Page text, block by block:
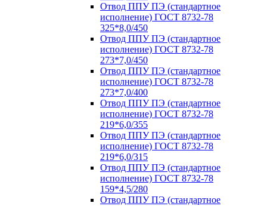
Отвод ППУ ПЭ (стандартное
исполнение) ГОСТ 8732-78
325*8,0/450
Отвод ППУ ПЭ (стандартное
исполнение) ГОСТ 8732-78
273*7,0/450
Отвод ППУ ПЭ (стандартное
исполнение) ГОСТ 8732-78
273*7,0/400
Отвод ППУ ПЭ (стандартное
исполнение) ГОСТ 8732-78
219*6,0/355
Отвод ППУ ПЭ (стандартное
исполнение) ГОСТ 8732-78
219*6,0/315
Отвод ППУ ПЭ (стандартное
исполнение) ГОСТ 8732-78
159*4,5/280
Отвод ППУ ПЭ (стандартное